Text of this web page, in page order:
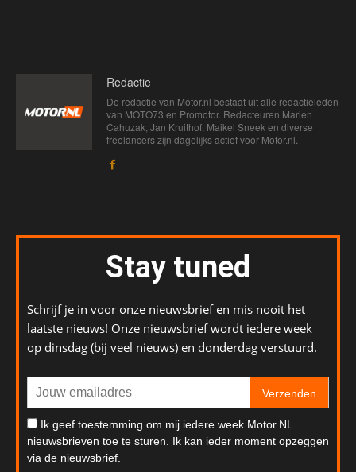
Redactie
De redactie van Motor.nl bestaat uit alle redactieleden
van MOTO73 en Promotor. Redacteuren Marien
Cahuzak, Jan Kruithof, Maikel Sneek en diverse
freelancers zijn dagelijks actief voor Motor.nl.
Stay tuned
Schrijf je in voor onze nieuwsbrief en mis nooit het
laatste nieuws! Onze nieuwsbrief wordt iedere week
op dinsdag (bij veel nieuws) en donderdag verstuurd.
Verzenden
Ik geef toestemming om mij iedere week Motor.NL
nieuwsbrieven toe te sturen. Ik kan ieder moment opzeggen
via de nieuwsbrief.